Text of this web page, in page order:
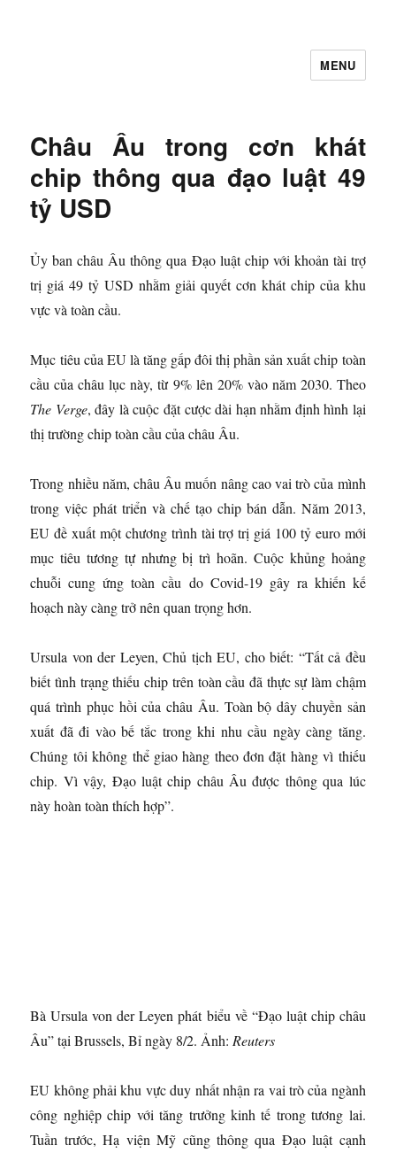
MENU
Châu Âu trong cơn khát
chip thông qua đạo luật 49
tỷ USD
Ủy ban châu Âu thông qua Đạo luật chip với khoản tài trợ
trị giá 49 tỷ USD nhằm giải quyết cơn khát chip của khu
vực và toàn cầu.
Mục tiêu của EU là tăng gấp đôi thị phần sản xuất chip toàn
cầu của châu lục này, từ 9% lên 20% vào năm 2030. Theo
The Verge, đây là cuộc đặt cược dài hạn nhằm định hình lại
thị trường chip toàn cầu của châu Âu.
Trong nhiều năm, châu Âu muốn nâng cao vai trò của mình
trong việc phát triển và chế tạo chip bán dẫn. Năm 2013,
EU đề xuất một chương trình tài trợ trị giá 100 tỷ euro mới
mục tiêu tương tự nhưng bị trì hoãn. Cuộc khủng hoảng
chuỗi cung ứng toàn cầu do Covid-19 gây ra khiến kế
hoạch này càng trở nên quan trọng hơn.
Ursula von der Leyen, Chủ tịch EU, cho biết: “Tất cả đều
biết tình trạng thiếu chip trên toàn cầu đã thực sự làm chậm
quá trình phục hồi của châu Âu. Toàn bộ dây chuyền sản
xuất đã đi vào bế tắc trong khi nhu cầu ngày càng tăng.
Chúng tôi không thể giao hàng theo đơn đặt hàng vì thiếu
chip. Vì vậy, Đạo luật chip châu Âu được thông qua lúc
này hoàn toàn thích hợp”.
Bà Ursula von der Leyen phát biểu về “Đạo luật chip châu
Âu” tại Brussels, Bỉ ngày 8/2. Ảnh: Reuters
EU không phải khu vực duy nhất nhận ra vai trò của ngành
công nghiệp chip với tăng trưởng kinh tế trong tương lai.
Tuần trước, Hạ viện Mỹ cũng thông qua Đạo luật cạnh